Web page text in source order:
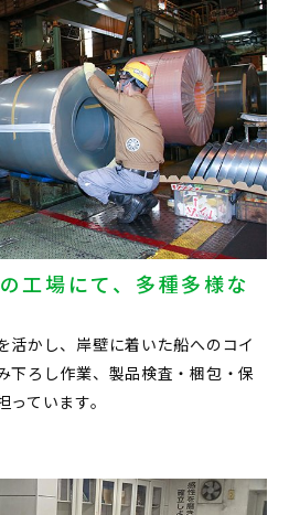
工場にて、多種多様な
活かし、岸壁に着いた船へのコイ
下ろし作業、製品検査・梱包・保
ています。